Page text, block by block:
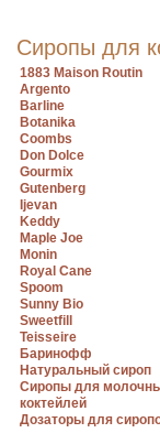
Сиропы для
1883 Maison Routin
Argento
Barline
Botanika
Coombs
Don Dolce
Gourmix
Gutenberg
Ijevan
Keddy
Maple Joe
Monin
Royal Cane
Spoom
Sunny Bio
Sweetfill
Teisseire
Баринофф
Натуральный сироп
Сиропы для
коктейлей
Дозаторы для